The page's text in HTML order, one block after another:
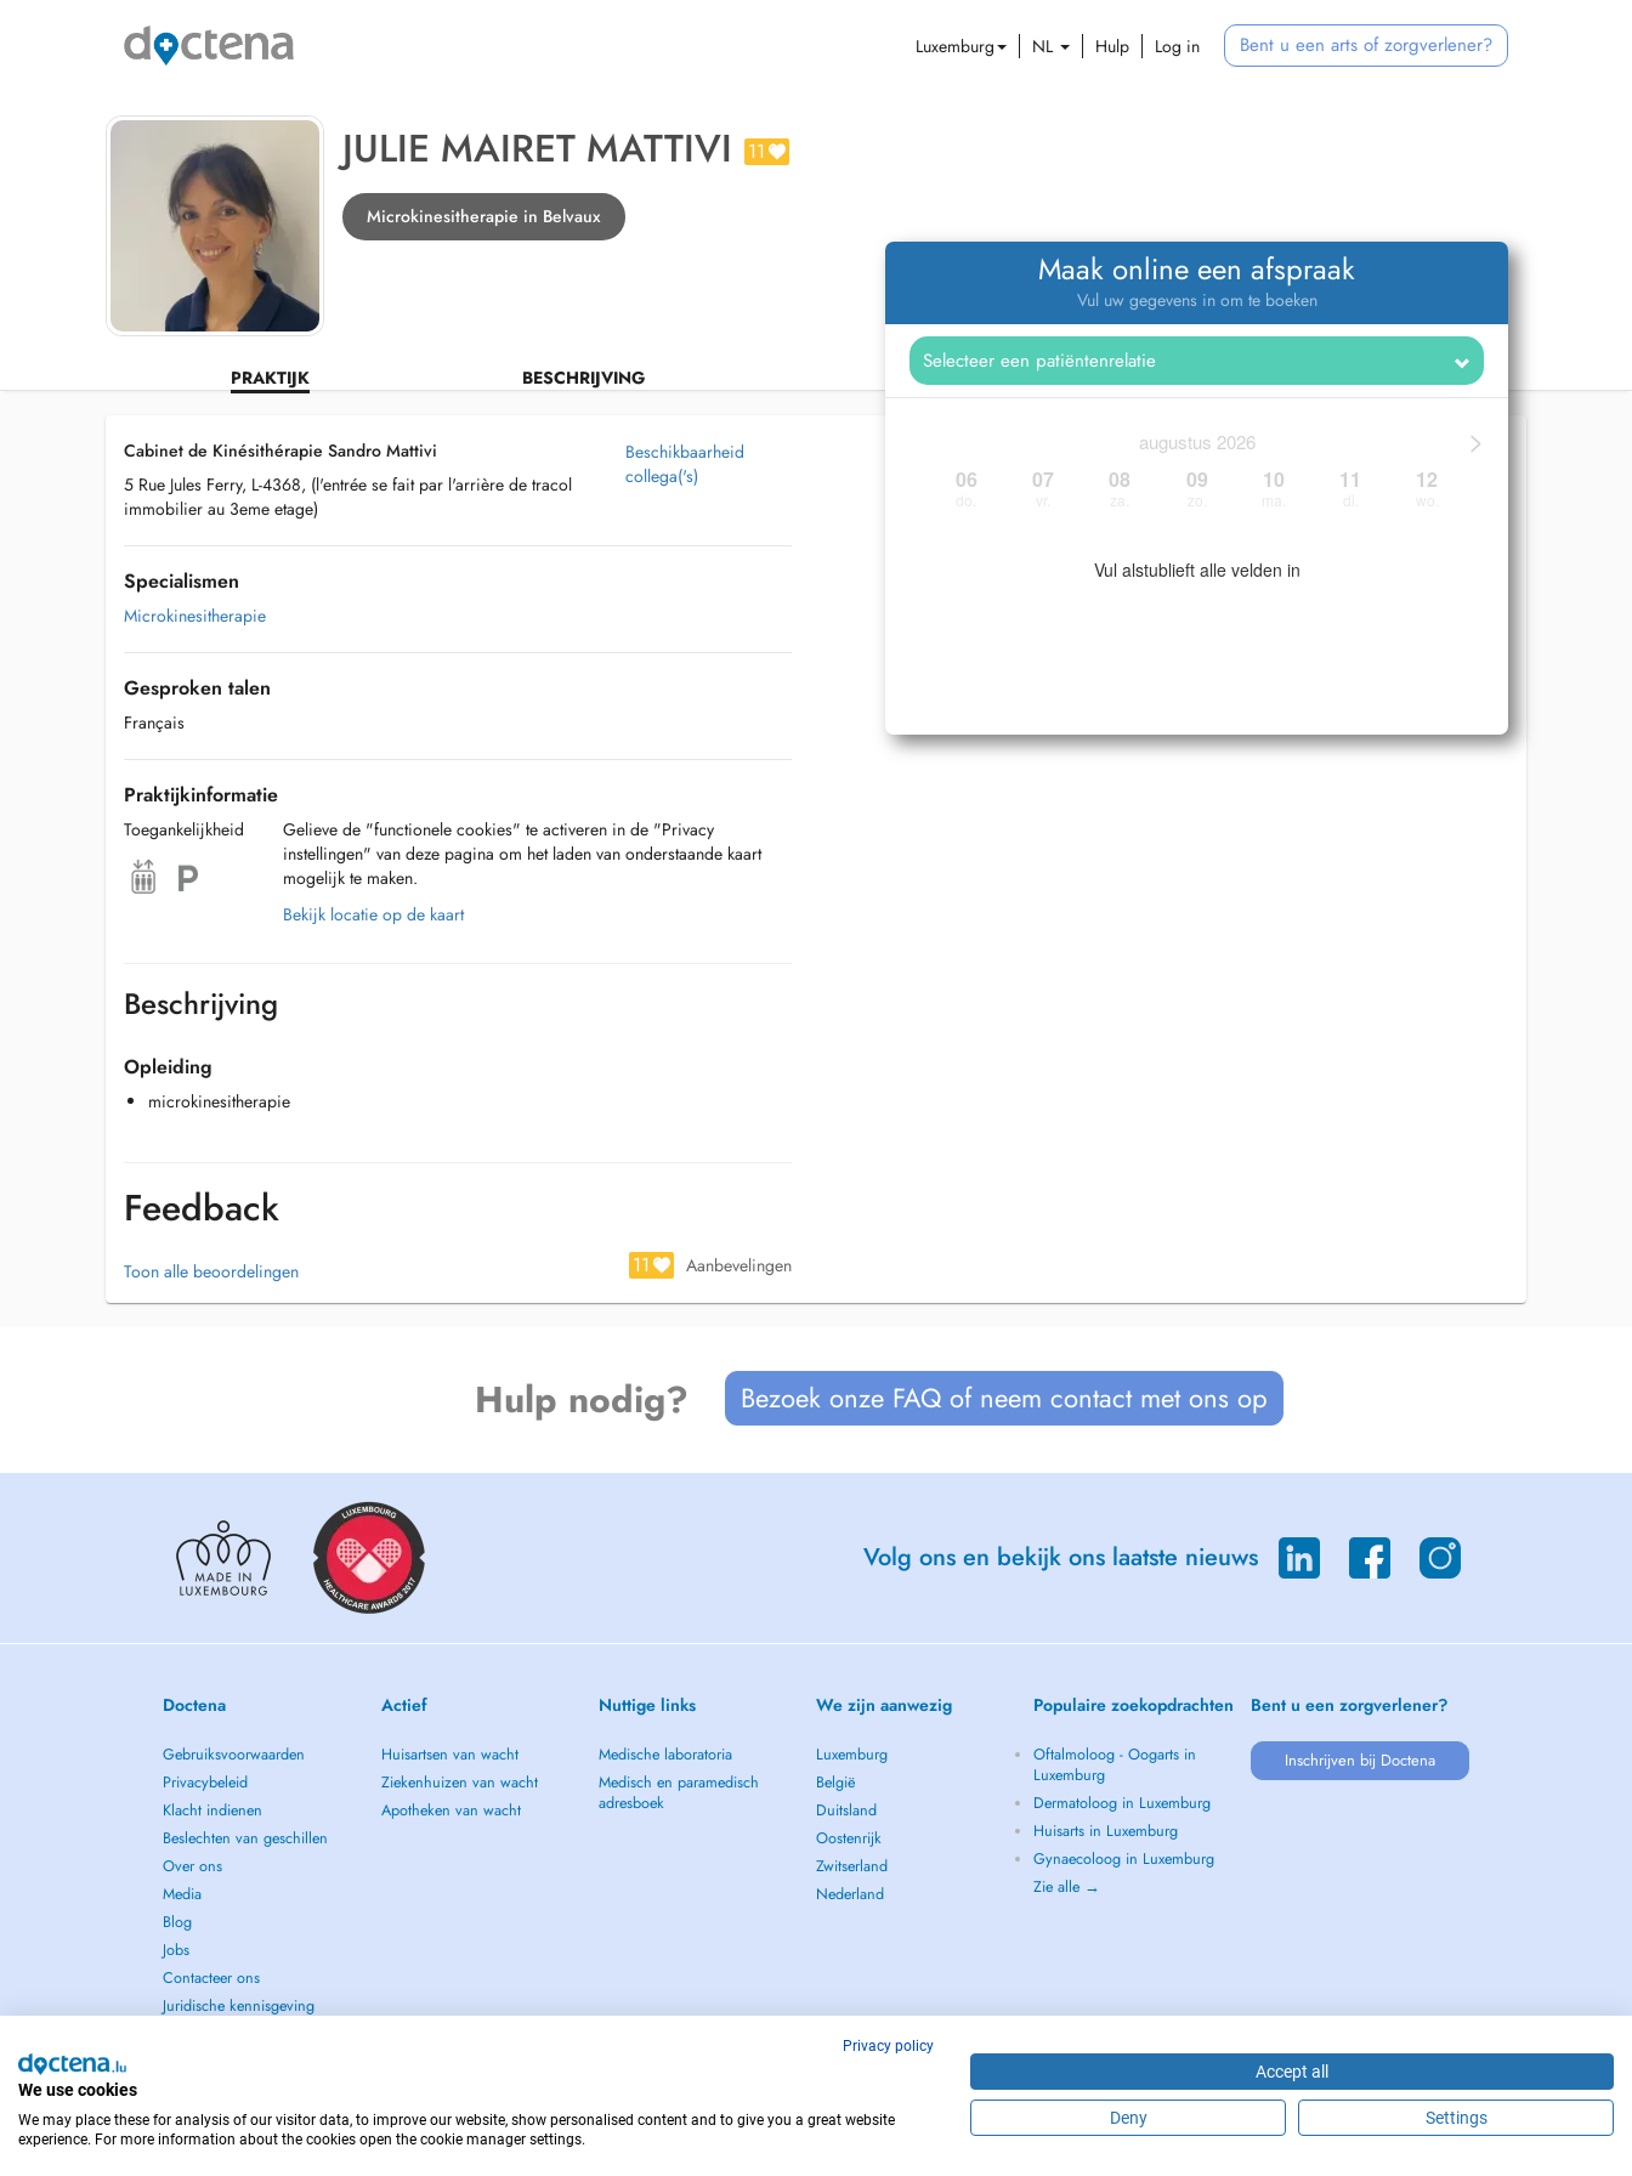
Luxemburg NL Hulp Log in Bent u een arts of zorgverlener?
JULIE MAIRET MATTIVI 11
Microkinesitherapie in Belvaux
PRAKTIJK BESCHRIJVING
Maak online een afspraak
Vul uw gegevens in om te boeken
>
augustus 2026
06 07 08 09 10 11 12
Vul alstublieft alle velden in
Cabinet de Kinésithérapie Sandro Mattivi
5 Rue Jules Ferry, L-4368, (l'entrée se fait par l'arrière de tracol
immobilier au 3eme etage)
Beschikbaarheid
collega('s)
Specialismen
Microkinesitherapie
Gesproken talen
Français
Praktijkinformatie
Toegankelijkheid
Gelieve de "functionele cookies" te activeren in de "Privacy
instellingen" van deze pagina om het laden van onderstaande kaart
mogelijk te maken.
Bekijk locatie op de kaart
Beschrijving
Opleiding
microkinesitherapie
Feedback
Toon alle beoordelingen 11 Aanbevelingen
Hulp nodig? Bezoek onze FAQ of neem contact met ons op
Volg ons en bekijk ons laatste nieuws
Doctena
Gebruiksvoorwaarden
Privacybeleid
Klacht indienen
Beslechten van geschillen
Over ons
Media
Blog
Jobs
Contacteer ons
Juridische kennisgeving
Actief
Huisartsen van wacht
Ziekenhuizen van wacht
Apotheken van wacht
Nuttige links
Medische laboratoria
Medisch en paramedisch
adresboek
We zijn aanwezig
Luxemburg
België
Duitsland
Oostenrijk
Zwitserland
Nederland
Populaire zoekopdrachten
Oftalmoloog - Oogarts in
Luxemburg
Dermatoloog in Luxemburg
Huisarts in Luxemburg
Gynaecoloog in Luxemburg
Zie alle →
Bent u een zorgverlener?
Inschrijven bij Doctena
NEEM IN GEVAL VAN NOOD CONTACT OP MET : 112 Copyright © 2026 - DOCTENA S.A. 42, Rue de la Vallée, L-2661 Luxembourg
Privacy policy
We use cookies
We may place these for analysis of our visitor data, to improve our website, show personalised content and to give you a great website
experience. For more information about the cookies open the cookie manager settings.
Accept all
Deny Settings